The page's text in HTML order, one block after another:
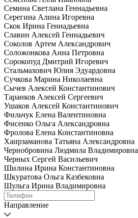
Семина Светлана Геннадьевна
Серегина Алина Игоревна
Скок Ирина Геннадьевна
Славин Алексей Геннадьевич
Соколов Артем Александрович
Соложонкова Анна Петровна
Сорокопуд Дмитрий Игоревич
Стальмахович Юлия Эдуардовна
Сучкова Марина Николаевна
Сычев Алексей Константинович
Таранков Алексей Сергеевич
Ушаков Алексей Константинович
Фильчук Елена Валентиновна
Фисенко Ольга Александровна
Фролова Елена Константиновна
Хаирзаманова Татьяна Александровна
Чернобровина Людмила Владимировна
Черных Сергей Васильевич
Шилина Ирина Константиновна
Шкуратова Ольга Казбековна
Шульга Ирина Владимировна
Направление